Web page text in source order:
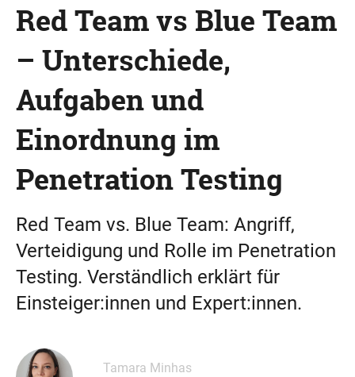
Red Team vs Blue Team
– Unterschiede,
Aufgaben und
Einordnung im
Penetration Testing
Red Team vs. Blue Team: Angriff,
Verteidigung und Rolle im Penetration
Testing. Verständlich erklärt für
Einsteiger:innen und Expert:innen.
Tamara Minhas